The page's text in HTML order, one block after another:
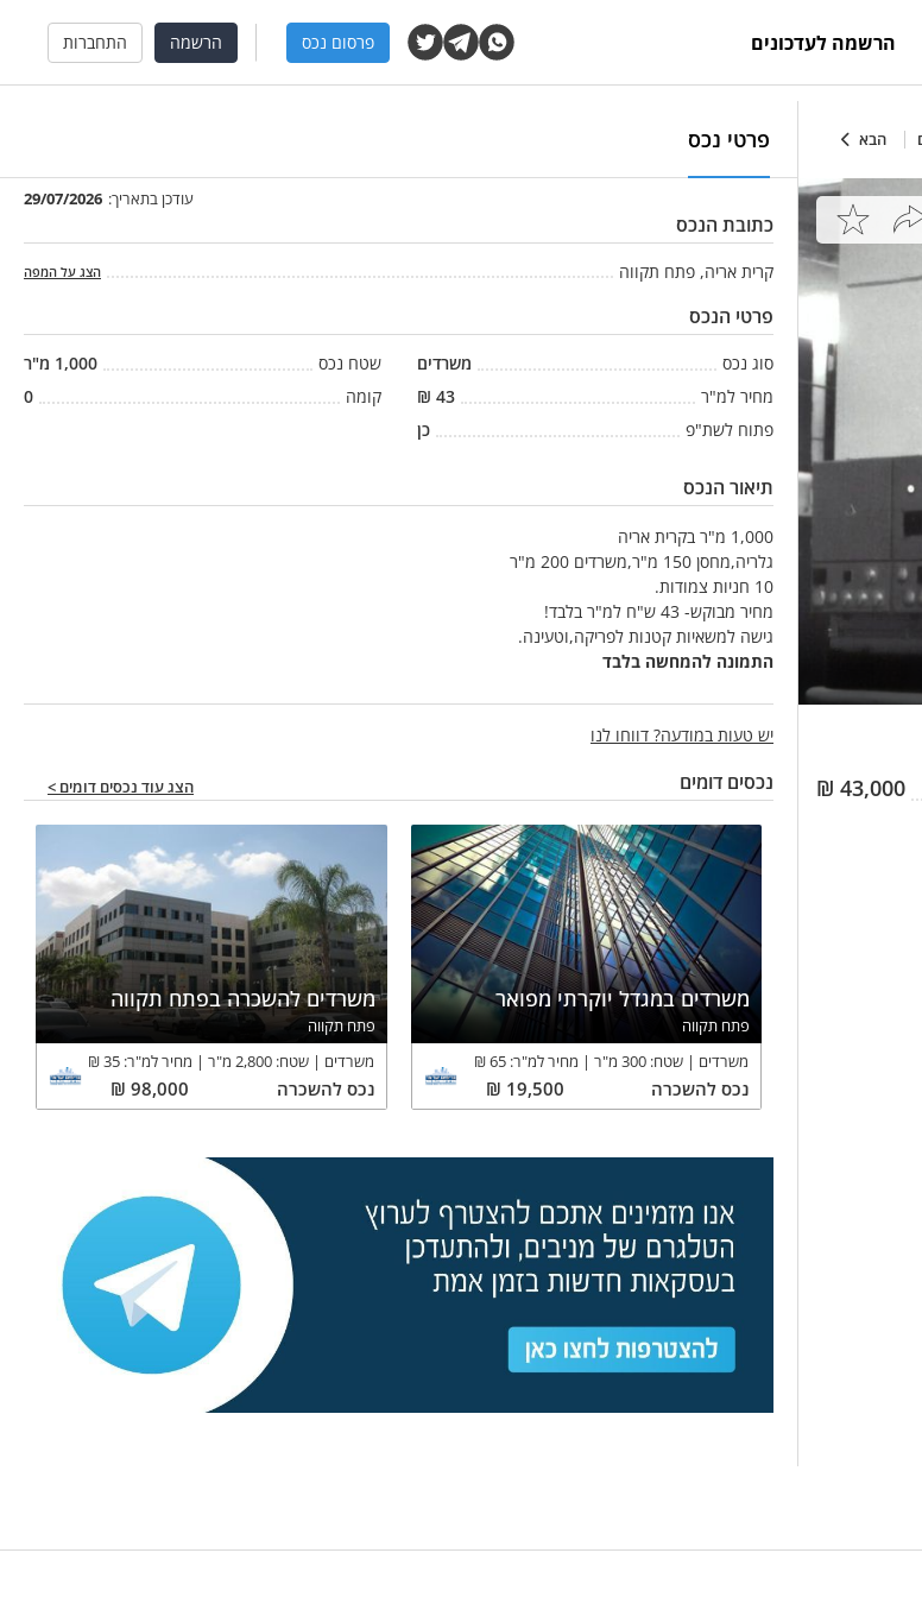
הרשמה לעדכונים פרסום נכס הרשמה התחברות
הבא
43,000
₪
פרטי נכס
עודכן בתאריך: 29/07/2026
כתובת הנכס
קרית אריה, פתח תקווה הצג על המפה
פרטי הנכס
סוג נכס משרדים שטח נכס 1,000 מ"ר
מחיר למ"ר
43
₪ קומה
0
פתוח לשת"פ
כן
תיאור הנכס
1,000 מ"ר בקרית אריה
גלריה,מחסן 150 מ"ר,משרדים 200 מ"ר
10 חניות צמודות.
מחיר מבוקש- 43 ש"ח למ"ר בלבד!
גישה למשאיות קטנות לפריקה,וטעינה.
התמונה להמחשה בלבד
יש טעות במודעה? דווחו לנו
נכסים דומים הצג עוד נכסים דומים >
משרדים במגדל יוקרתי מפואר
פתח תקווה
משרדים
שטח: 300 מ"ר מחיר למ"ר: 65
₪
נכס להשכרה 19,500
₪
משרדים להשכרה בפתח תקווה
פתח תקווה
משרדים
שטח:2,800 מ"ר מחיר למ"ר:35
₪
נכסלהשכרה 98,000
₪